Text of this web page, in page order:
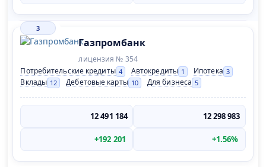
3
Газпромбанк
лицензия № 354
Потребительские кредиты 4 Автокредиты 1 Ипотека 3
Вклады 12 Дебетовые карты 10 Для бизнеса 5
12 491 184 12 298 983
+192 201 +1.56%